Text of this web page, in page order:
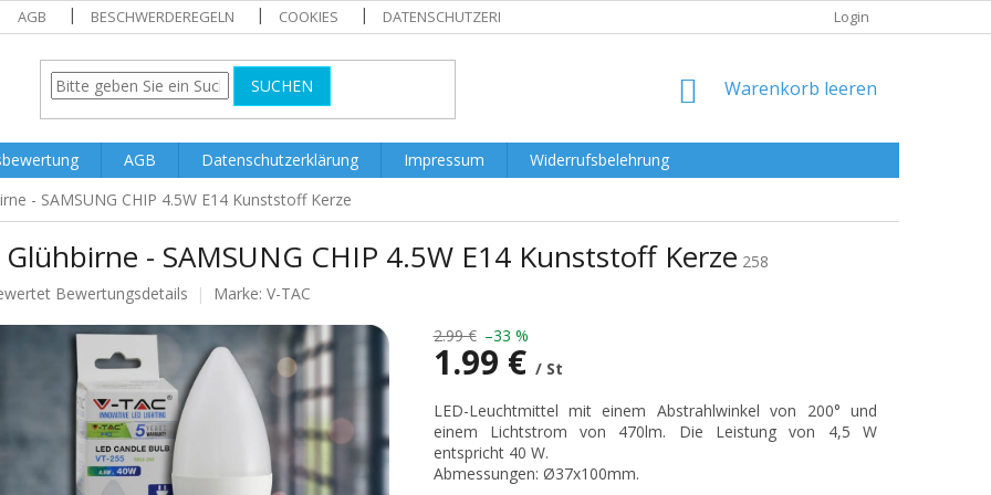
AGB BESCHWERDEREGELN COOKIES DATENSCHUTZERKLÄRUNG Login
SUCHEN WARENKORB
Warenkorb leeren
AGB Datenschutzerklärung Impressum
Widerrufsbelehrung
- SAMSUNG CHIP 4.5W E14 Kunststoff Kerze
Glühbirne - SAMSUNG CHIP 4.5W E14 Kunststoff Kerze 258
Bewertungsdetails Marke: V-TAC
2.99 € –33 %
1.99 € / St
Verkaufspreis:
LED-Leuchtmittel mit einem Abstrahlwinkel von 200° und
einem Lichtstrom von 470lm. Die Leistung von 4,5 W
entspricht 40 W.
Abmessungen: Ø37x100mm.